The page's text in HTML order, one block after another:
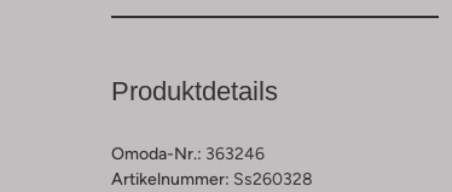
Produktdetails
Omoda-Nr.: 363246
Artikelnummer: Ss260328